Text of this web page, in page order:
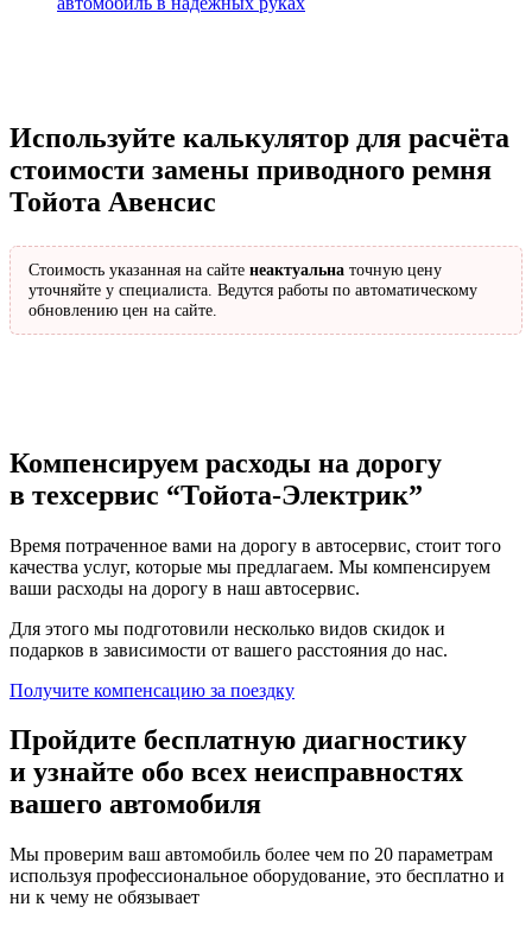
Используйте калькулятор для расчёта
стоимости замены приводного ремня
Тойота Авенсис
Стоимость указанная на сайте неактуальна точную цену
уточняйте у специалиста. Ведутся работы по автоматическому
обновлению цен на сайте.
Компенсируем расходы на дорогу
в техсервис “Тойота-Электрик”
Время потраченное вами на дорогу в автосервис, стоит того
качества услуг, которые мы предлагаем. Мы компенсируем
ваши расходы на дорогу в наш автосервис.
Для этого мы подготовили несколько видов скидок и
подарков в зависимости от вашего расстояния до нас.
Получите компенсацию за поездку
Пройдите бесплатную диагностику
и узнайте обо всех неисправностях
вашего автомобиля
Мы проверим ваш автомобиль более чем по 20 параметрам
используя профессиональное оборудование, это бесплатно и
ни к чему не обязывает